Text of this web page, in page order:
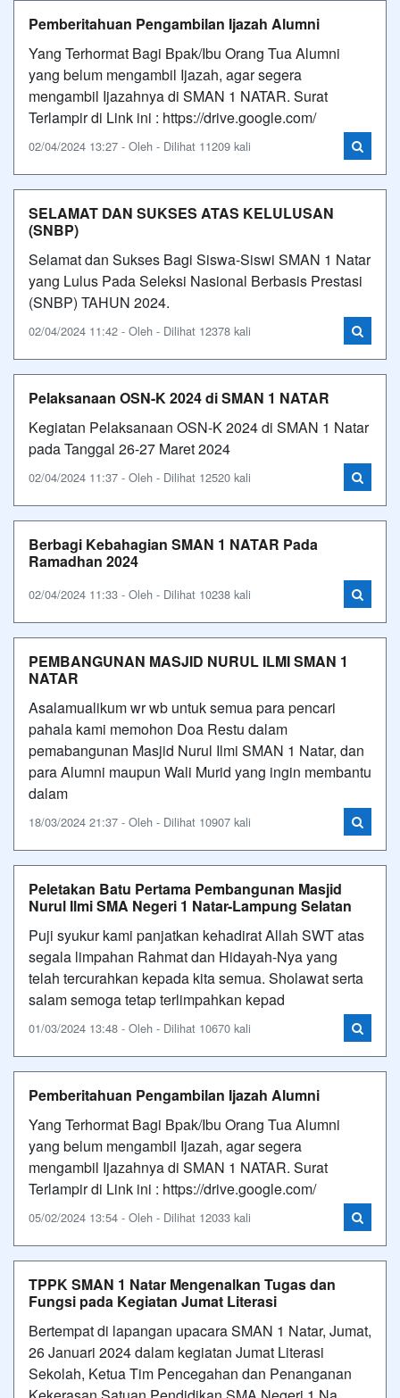
Pemberitahuan Pengambilan Ijazah Alumni
Yang Terhormat Bagi Bpak/Ibu Orang Tua Alumni
yang belum mengambil Ijazah, agar segera
mengambil Ijazahnya di SMAN 1 NATAR. Surat
Terlampir di Link ini : https://drive.google.com/
02/04/2024 13:27 - Oleh - Dilihat 11209 kali
SELAMAT DAN SUKSES ATAS KELULUSAN
(SNBP)
Selamat dan Sukses Bagi Siswa-Siswi SMAN 1 Natar
yang Lulus Pada Seleksi Nasional Berbasis Prestasi
(SNBP) TAHUN 2024.
02/04/2024 11:42 - Oleh - Dilihat 12378 kali
Pelaksanaan OSN-K 2024 di SMAN 1 NATAR
Kegiatan Pelaksanaan OSN-K 2024 di SMAN 1 Natar
pada Tanggal 26-27 Maret 2024
02/04/2024 11:37 - Oleh - Dilihat 12520 kali
Berbagi Kebahagian SMAN 1 NATAR Pada
Ramadhan 2024
02/04/2024 11:33 - Oleh - Dilihat 10238 kali
PEMBANGUNAN MASJID NURUL ILMI SMAN 1
NATAR
Asalamualikum wr wb untuk semua para pencari
pahala kami memohon Doa Restu dalam
pemabangunan Masjid Nurul Ilmi SMAN 1 Natar, dan
para Alumni maupun Wali Murid yang ingin membantu
dalam
18/03/2024 21:37 - Oleh - Dilihat 10907 kali
Peletakan Batu Pertama Pembangunan Masjid
Nurul Ilmi SMA Negeri 1 Natar-Lampung Selatan
Puji syukur kami panjatkan kehadirat Allah SWT atas
segala limpahan Rahmat dan Hidayah-Nya yang
telah tercurahkan kepada kita semua. Sholawat serta
salam semoga tetap terlimpahkan kepad
01/03/2024 13:48 - Oleh - Dilihat 10670 kali
Pemberitahuan Pengambilan Ijazah Alumni
Yang Terhormat Bagi Bpak/Ibu Orang Tua Alumni
yang belum mengambil Ijazah, agar segera
mengambil Ijazahnya di SMAN 1 NATAR. Surat
Terlampir di Link ini : https://drive.google.com/
05/02/2024 13:54 - Oleh - Dilihat 12033 kali
TPPK SMAN 1 Natar Mengenalkan Tugas dan
Fungsi pada Kegiatan Jumat Literasi
Bertempat di lapangan upacara SMAN 1 Natar, Jumat,
26 Januari 2024 dalam kegiatan Jumat Literasi
Sekolah, Ketua Tim Pencegahan dan Penanganan